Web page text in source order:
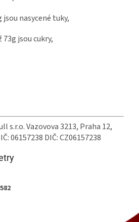
jsou nasycené tuky,
jsou cukry,
s.r.o. Vazovova 3213, Praha 12,
06157238 DIČ: CZ06157238